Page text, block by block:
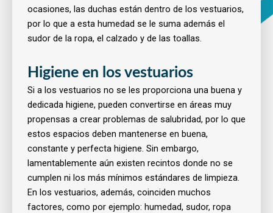
ocasiones, las duchas están dentro de los vestuarios,
por lo que a esta humedad se le suma además el
sudor de la ropa, el calzado y de las toallas.
Higiene en los vestuarios
Si a los vestuarios no se les proporciona una buena y
dedicada higiene, pueden convertirse en áreas muy
propensas a crear problemas de salubridad, por lo que
estos espacios deben mantenerse en buena,
constante y perfecta higiene. Sin embargo,
lamentablemente aún existen recintos donde no se
cumplen ni los más mínimos estándares de limpieza.
En los vestuarios, además, coinciden muchos
factores, como por ejemplo: humedad, sudor, ropa